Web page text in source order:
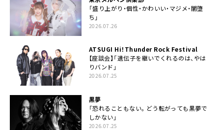
「盛り上がり・個性・かわいい・マジメ・闇堕
ち」
2026.07.26
ATSUGI Hi！Thunder Rock Festival
【座談会】「遺伝子を継いでくれるのは、やは
りバンド」
2026.07.25
黒夢
「恐れることもない。どう転がっても黒夢で
しかない」
2026.07.25